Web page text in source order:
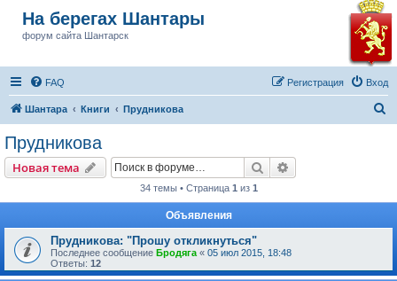
На берегах Шантары
форум сайта Шантарск
FAQ Вход
Регистрация
Шантара Книги Прудникова
Прудникова
Новая тема Поиск
34 темы • Страница 1 из 1
Объявления
Прудникова: "Прошу откликнуться"
Последнее сообщение Бродяга « 05 июл 2015, 18:48
Ответы: 12